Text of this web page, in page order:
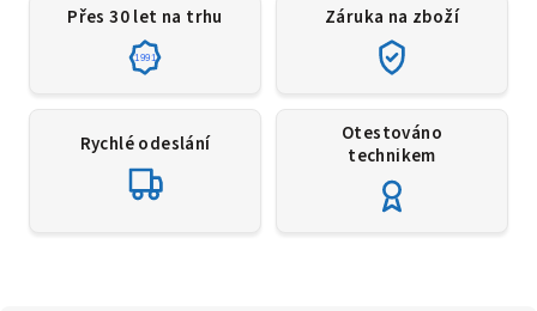
Přes 30 let na trhu
1991
Záruka na zboží
Rychlé odeslání
Otestováno
technikem